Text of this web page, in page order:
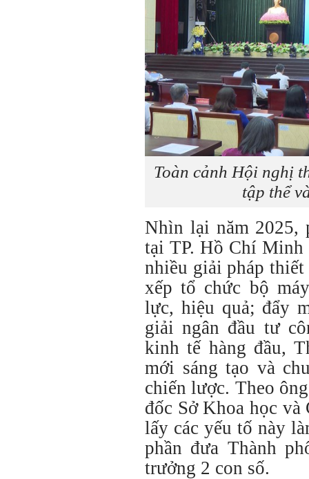
Toàn cảnh Hội nghị
tập thể
Nhìn lại năm 2025,
tại TP. Hồ Chí Minh
nhiều giải pháp
xếp tổ chức bộ
lực, hiệu quả; đẩy
giải ngân đầu tư
kinh tế hàng đầu,
mới sáng tạo và
chiến lược. Theo
đốc Sở Khoa học và
lấy các yếu tố này
phần đưa Thành
trưởng 2 con số.